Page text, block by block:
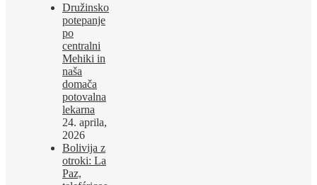
Družinsko
potepanje
po
centralni
Mehiki in
naša
domača
potovalna
lekarna
24. aprila,
2026
Bolivija z
otroki: La
Paz,